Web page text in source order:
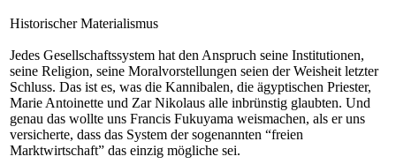
Historischer Materialismus
Jedes Gesellschaftssystem hat den Anspruch seine Institutionen,
seine Religion, seine Moralvorstellungen seien der Weisheit letzter
Schluss. Das ist es, was die Kannibalen, die ägyptischen Priester,
Marie Antoinette und Zar Nikolaus alle inbrünstig glaubten. Und
genau das wollte uns Francis Fukuyama weismachen, als er uns
versicherte, dass das System der sogenannten “freien
Marktwirtschaft” das einzig mögliche sei.